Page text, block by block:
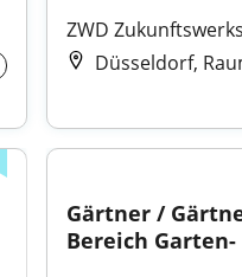
ZWD
Düsseldorf,
Gärtner /
Bereich